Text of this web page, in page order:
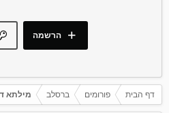
הרשמה
דף הבית פורומים ברסלב מילתא